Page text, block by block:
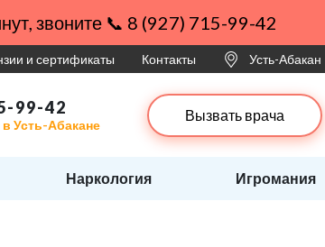
звоните 📞 8 (927) 715-99-42
и сертификаты Контакты Усть-Абакан
99-42
Усть-Абакане
Вызвать врача
Наркология Игромания